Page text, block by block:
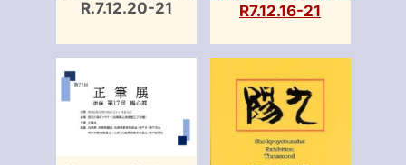
R.7.12.20-21
R7.12.16-21